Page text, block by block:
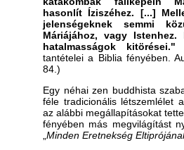
hasonlít Íziszéhez. [...]
jelenségeknek semmi
Máriájához, vagy
hatalmasságok kitörései."
tantételei a Biblia fényében.
84.)
Egy néhai zen buddhista
féle tradicionális létszemlélet
az alábbi megállapításokat
fényében más megvilágítást
Minden Eretnekség